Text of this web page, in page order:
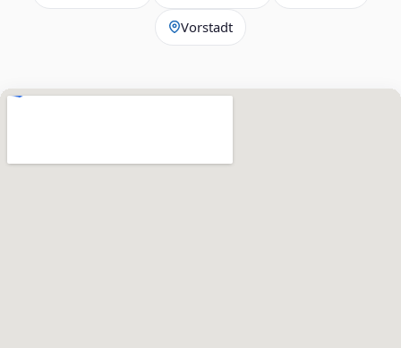
Vorstadt